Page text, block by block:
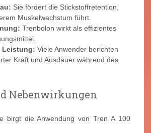
Sie fördert die Stickstoffretention,
Muskelwachstum führt.
Trenbolon wirkt als effizientes
Leistung: Viele Anwender berichten
Kraft und Ausdauer während des
Nebenwirkungen
birgt die Anwendung von Tren A 100